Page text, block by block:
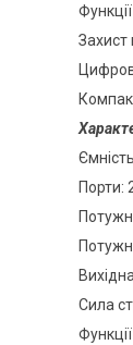
Захист
Порти:
Сила